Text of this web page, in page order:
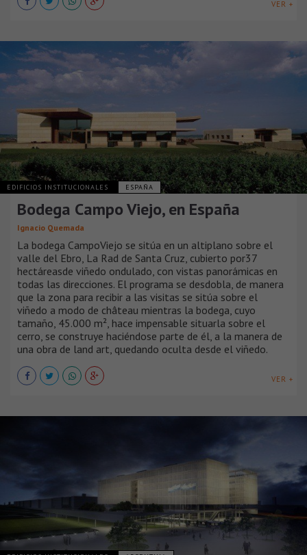
VER +
EDIFICIOS INSTITUCIONALES ESPAÑA
Bodega Campo Viejo, en España
Ignacio Quemada
La bodega CampoViejo se sitúa en un altiplano sobre el
valle del Ebro, La Rad de Santa Cruz, cubierto por37
hectáreasde viñedo ondulado, con vistas panorámicas en
todas las direcciones. El programa se desdobla, de manera
que la zona para recibir a las visitas se sitúa sobre el
viñedo a modo de château mientras la bodega, cuyo
tamaño, 45.000 m², hace impensable situarla sobre el
cerro, se construye haciéndose parte de él, a la manera de
una obra de land art, quedando oculta desde el viñedo.
VER +